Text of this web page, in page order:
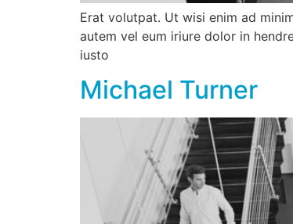
Erat volutpat. Ut wisi enim ad
autem vel eum iriure dolor in
iusto
Michael Turner